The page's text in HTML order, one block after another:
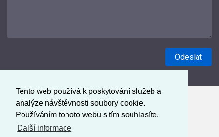
Tento web používá k poskytování služeb a
analýze návštěvnosti soubory cookie.
Používáním tohoto webu s tím souhlasíte.
Další informace